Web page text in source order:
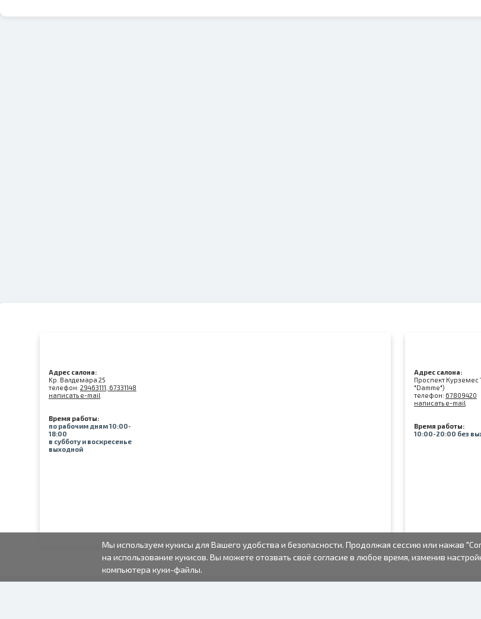
Адрес салона:
Kр. Валдемара 25
телефон: 29463111, 67331148
написать e-mail
Время работы:
по рабочим дням 10:00-
18:00
в субботу и воскресенье
выходной
Адрес салона:
Проспект Курземес
"Damme")
телефон: 67809420
написать e-mail
Время работы:
10:00-20:00 без
Мы используем кукисы для Вашего удобства и безопасности. Продолжая сессию или нажав
на использование кукисов. Вы можете отозвать своё согласие в любое время, изменив
компьютера куки-файлы.